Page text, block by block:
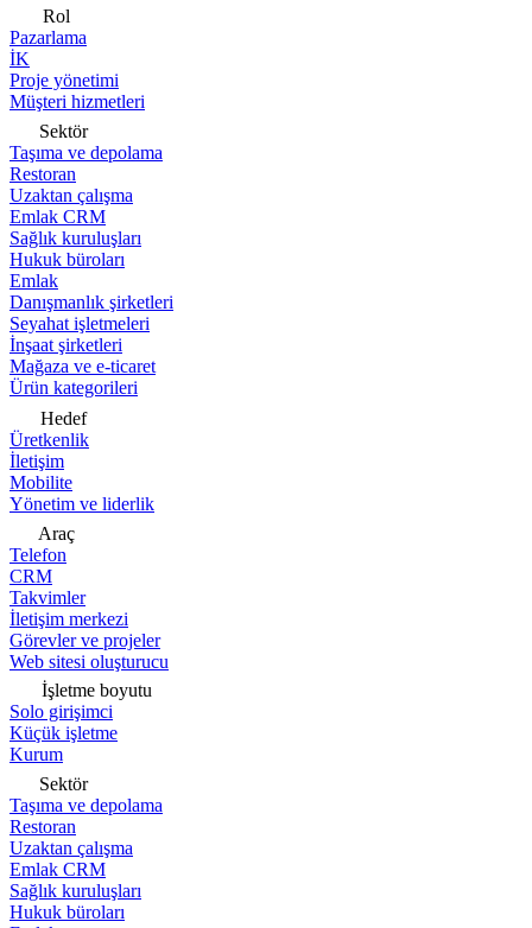
Rol
Pazarlama
İK
Proje yönetimi
Müşteri hizmetleri
Sektör
Taşıma ve depolama
Restoran
Uzaktan çalışma
Emlak CRM
Sağlık kuruluşları
Hukuk büroları
Emlak
Danışmanlık şirketleri
Seyahat işletmeleri
İnşaat şirketleri
Mağaza ve e-ticaret
Ürün kategorileri
Hedef
Üretkenlik
İletişim
Mobilite
Yönetim ve liderlik
Araç
Telefon
CRM
Takvimler
İletişim merkezi
Görevler ve projeler
Web sitesi oluşturucu
İşletme boyutu
Solo girişimci
Küçük işletme
Kurum
Sektör
Taşıma ve depolama
Restoran
Uzaktan çalışma
Emlak CRM
Sağlık kuruluşları
Hukuk büroları